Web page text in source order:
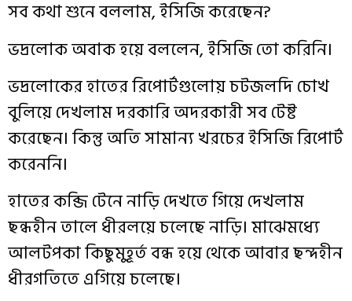
সবকথাশুনেবললাম,ইসিজিকরেছেন?
ভদ্রলোকঅবাকহয়েবললেন,ইসিজিতোকরিনি।
ভদ্রলোকেরহাতেররিপোর্টগুলোয়চটজলদিচোখ
বুলিয়েদেখলামদরকারিঅদরকারীসবটেষ্ট
করেছেন।কিন্তুঅতিসামান্যখরচেরইসিজিরিপোর্ট
করেননি।
হাতেরকব্জিটেনেনাড়িদেখতেগিয়েদেখলাম
ছন্ধহীনতালেধীরলয়েচলেছেনাড়ি।মাঝেমধ্যে
আলটপকাকিছুমুহূর্তবন্ধহয়েথেকেআবারছন্দহীন
ধীরগতিতেএগিয়েচলেছে।